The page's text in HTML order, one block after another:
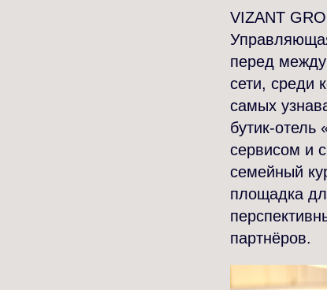
VIZANT
перед
сети, среди
самых
бутик-
сервисом и
семейный
площадка
партнёров.